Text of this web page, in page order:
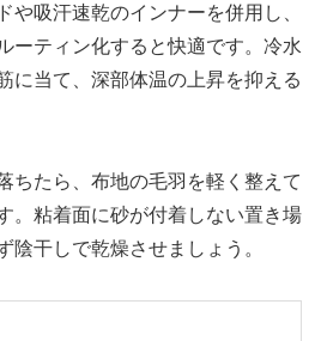
や吸汗速乾のインナーを併用し、
ーティン化すると快適です。冷水
に当て、深部体温の上昇を抑える
ちたら、布地の毛羽を軽く整えて
。粘着面に砂が付着しない置き場
陰干しで乾燥させましょう。